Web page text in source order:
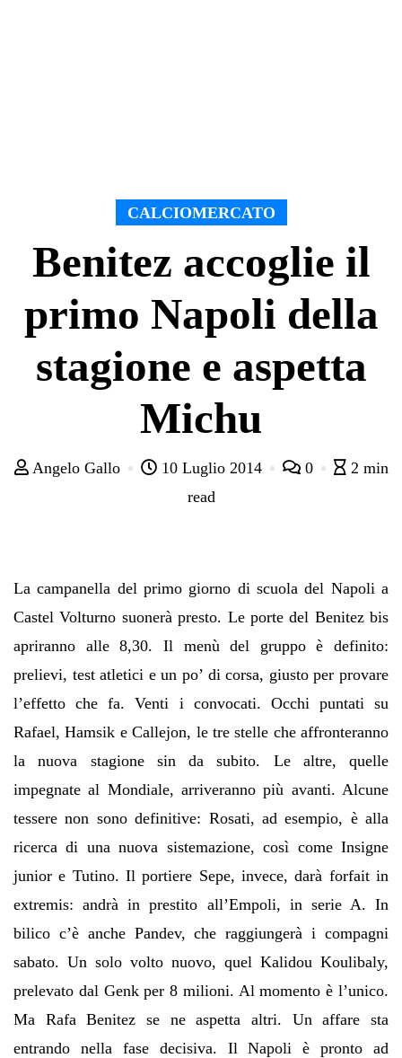
CALCIOMERCATO
Benitez accoglie il
primo Napoli della
stagione e aspetta
Michu
Angelo Gallo 10 Luglio 2014 0
2 min
read
La campanella del primo giorno di scuola del Napoli a
Castel Volturno suonerà presto. Le porte del Benitez bis
apriranno alle 8,30. Il menù del gruppo è definito:
prelievi, test atletici e un po’ di corsa, giusto per provare
l’effetto che fa. Venti i convocati. Occhi puntati su
Rafael, Hamsik e Callejon, le tre stelle che affronteranno
la nuova stagione sin da subito. Le altre, quelle
impegnate al Mondiale, arriveranno più avanti. Alcune
tessere non sono definitive: Rosati, ad esempio, è alla
ricerca di una nuova sistemazione, così come Insigne
junior e Tutino. Il portiere Sepe, invece, darà forfait in
extremis: andrà in prestito all’Empoli, in serie A. In
bilico c’è anche Pandev, che raggiungerà i compagni
sabato. Un solo volto nuovo, quel Kalidou Koulibaly,
prelevato dal Genk per 8 milioni. Al momento è l’unico.
Ma Rafa Benitez se ne aspetta altri. Un affare sta
entrando nella fase decisiva. Il Napoli è pronto ad